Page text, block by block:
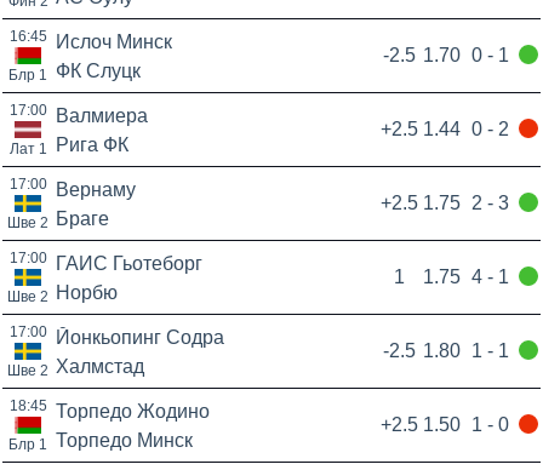
16:45
Блр 1
Ислоч Минск
ФК Слуцк
-2.5 1.70 0 - 1
17:00
Лат 1
Валмиера
Рига ФК
+2.5 1.44 0 - 2
17:00
Шве 2
Вернаму
Браге
+2.5 1.75 2 - 3
17:00
Шве 2
ГАИС Гьотеборг
Норбю
1 1.75 4 - 1
17:00
Шве 2
Йонкьопинг Содра
Халмстад
-2.5 1.80 1 - 1
18:45
Блр 1
Торпедо Жодино
Торпедо Минск
+2.5 1.50 1 - 0